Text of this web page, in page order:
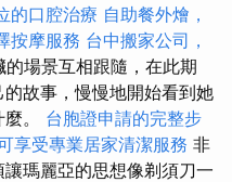
的口腔治療 自助餐外燴，
按摩服務 台中搬家公司，
的場景互相跟隨，在此期
故事，慢慢地開始看到她
。 台胞證申請的完整步
享受專業居家清潔服務 非
瑪麗亞的思想像剃須刀一